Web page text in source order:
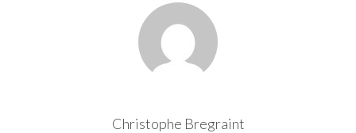
Christophe Bregraint